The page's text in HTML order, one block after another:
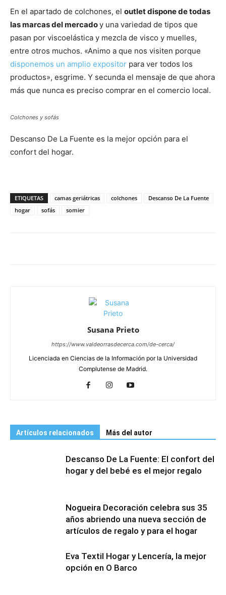
En el apartado de colchones, el outlet dispone de todas
las marcas del mercadoy una variedad de tipos que
pasan por viscoelástica y mezcla de visco y muelles,
entre otros muchos. «Animo a que nos visiten porque
disponemos un amplio expositor para ver todos los
productos», esgrime. Y secunda el mensaje de que ahora
más que nunca es preciso comprar en el comercio local.
Colchones y sofás
Descanso De La Fuente es la mejor opción para el
confort del hogar.
ETIQUETAS camas geriátricas colchones
Descanso De La Fuente
hogar
sofás somier
Susana Prieto
https://www.valdeorrasdecerca.com/de-cerca/
Licenciada en Ciencias de la Información por la Universidad
Complutense de Madrid.
Artículos relacionados Más del autor
Descanso De La Fuente: El confort del
hogar y del bebé es el mejor regalo
Nogueira Decoración celebra sus 35
años abriendo una nueva sección de
artículos de regalo y para el hogar
Eva Textil Hogar y Lencería, la mejor
opción en O Barco